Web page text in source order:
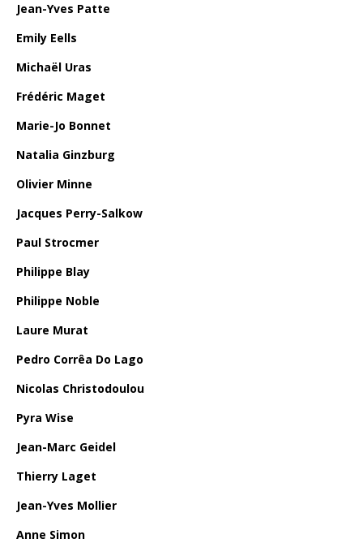
Jean-Yves Patte
Emily Eells
Michaël Uras
Frédéric Maget
Marie-Jo Bonnet
Natalia Ginzburg
Olivier Minne
Jacques Perry-Salkow
Paul Strocmer
Philippe Blay
Philippe Noble
Laure Murat
Pedro Corrêa Do Lago
Nicolas Christodoulou
Pyra Wise
Jean-Marc Geidel
Thierry Laget
Jean-Yves Mollier
Anne Simon